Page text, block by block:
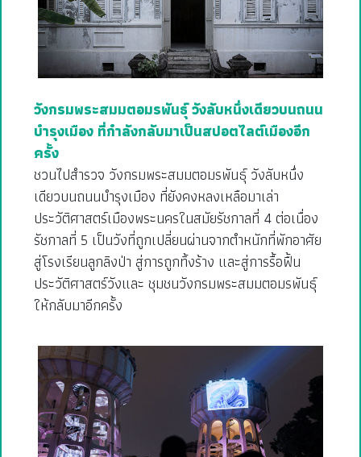
วังกรมพระสมมตอมรพันธุ์ วังลับหนึ่งเดียวบนถนน
บำรุงเมือง ที่กำลังกลับมาเป็นสปอตไลต์เมืองอีก
ครั้ง
ชวนไปสำรวจ วังกรมพระสมมตอมรพันธุ์ วังลับหนึ่ง
เดียวบนถนนบำรุงเมือง ที่ยังคงหลงเหลือมาเล่า
ประวัติศาสตร์เมืองพระนครในสมัยรัชกาลที่ 4 ต่อเนื่อง
รัชกาลที่ 5 เป็นวังที่ถูกเปลี่ยนผ่านจากตำหนักที่พักอาศัย
สู่โรงเรียนลูกลิงป่า สู่การถูกทิ้งร้าง และสู่การรื้อฟื้น
ประวัติศาสตร์วังและ ชุมชนวังกรมพระสมมตอมรพันธุ์
ให้กลับมาอีกครั้ง